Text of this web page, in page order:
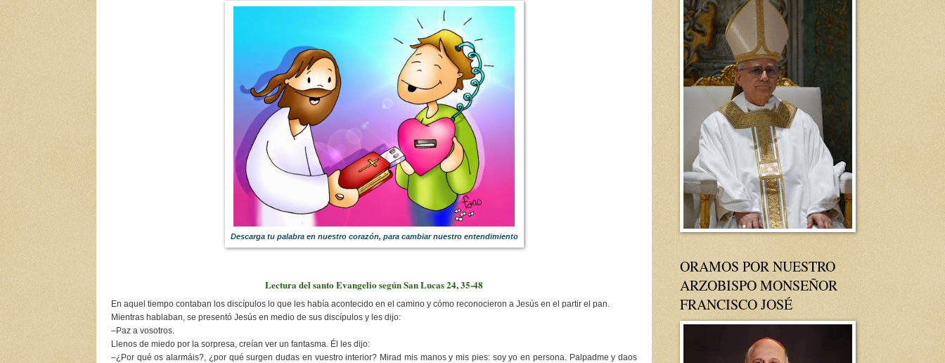
Descarga tu palabra en nuestro corazón, para cambiar nuestro entendimiento
Lectura del santo Evangelio según San Lucas 24, 35-48
En aquel tiempo contaban los discípulos lo que les había acontecido en el camino y cómo reconocieron a Jesús en el partir el pan.
Mientras hablaban, se presentó Jesús en medio de sus discípulos y les dijo:
–Paz a vosotros.
Llenos de miedo por la sorpresa, creían ver un fantasma. Él les dijo:
–¿Por qué os alarmáis?, ¿por qué surgen dudas en vuestro interior? Mirad mis manos y mis pies: soy yo en persona. Palpadme y daos
ORAMOS POR NUESTRO
ARZOBISPO MONSEÑOR
FRANCISCO JOSÉ